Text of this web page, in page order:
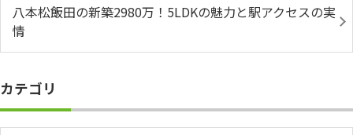
八本松飯田の新築2980万！5LDKの魅力と駅アクセスの実
情
カテゴリ